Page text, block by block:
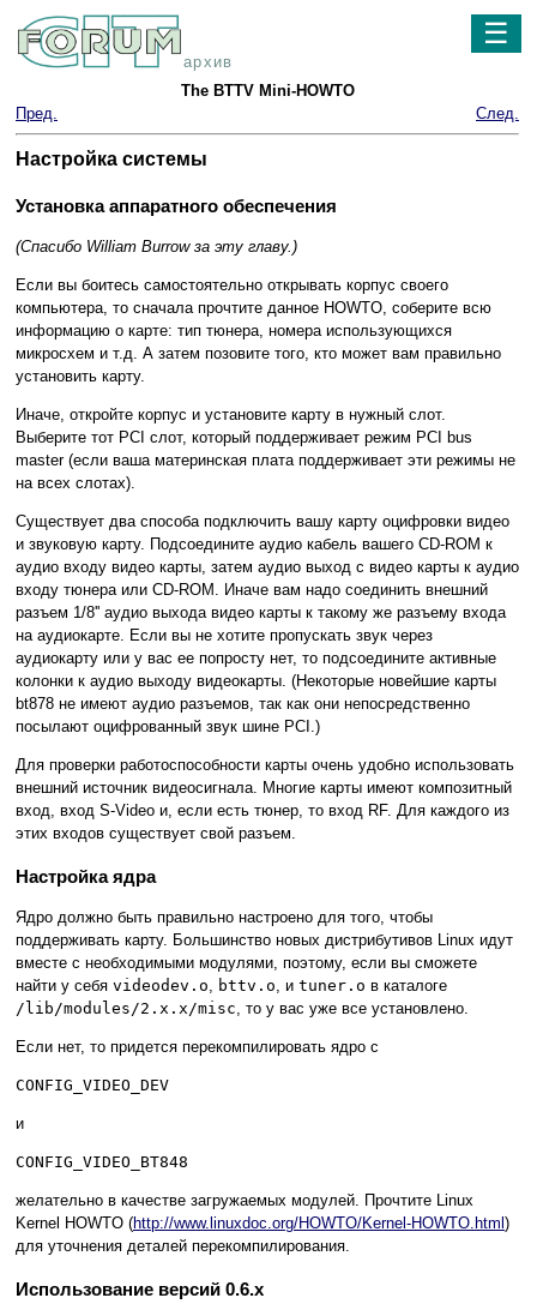
архив
☰
The BTTV Mini-HOWTO
Пред.
След.
Настройка системы
Установка аппаратного обеспечения
(Спасибо William Burrow за эту главу.)
Если вы боитесь самостоятельно открывать корпус своего
компьютера, то сначала прочтите данное HOWTO, соберите всю
информацию о карте: тип тюнера, номера использующихся
микросхем и т.д. А затем позовите того, кто может вам правильно
установить карту.
Иначе, откройте корпус и установите карту в нужный слот.
Выберите тот PCI слот, который поддерживает режим PCI bus
master (если ваша материнская плата поддерживает эти режимы не
на всех слотах).
Существует два способа подключить вашу карту оцифровки видео
и звуковую карту. Подсоедините аудио кабель вашего CD-ROM к
аудио входу видео карты, затем аудио выход с видео карты к аудио
входу тюнера или CD-ROM. Иначе вам надо соединить внешний
разъем 1/8'' аудио выхода видео карты к такому же разъему входа
на аудиокарте. Если вы не хотите пропускать звук через
аудиокарту или у вас ее попросту нет, то подсоедините активные
колонки к аудио выходу видеокарты. (Некоторые новейшие карты
bt878 не имеют аудио разъемов, так как они непосредственно
посылают оцифрованный звук шине PCI.)
Для проверки работоспособности карты очень удобно использовать
внешний источник видеосигнала. Многие карты имеют композитный
вход, вход S-Video и, если есть тюнер, то вход RF. Для каждого из
этих входов существует свой разъем.
Настройка ядра
Ядро должно быть правильно настроено для того, чтобы
поддерживать карту. Большинство новых дистрибутивов Linux идут
вместе с необходимыми модулями, поэтому, если вы сможете
найти у себя videodev.o bttv.o , и tuner.o в каталоге
/lib/modules/2.x.x/misc , то у вас уже все установлено.
Если нет, то придется перекомпилировать ядро с
CONFIG_VIDEO_DEV
и
CONFIG_VIDEO_BT848
желательно в качестве загружаемых модулей. Прочтите Linux
Kernel HOWTO (http://www.linuxdoc.org/HOWTO/Kernel-HOWTO.html)
для уточнения деталей перекомпилирования.
Использование версий 0.6.x